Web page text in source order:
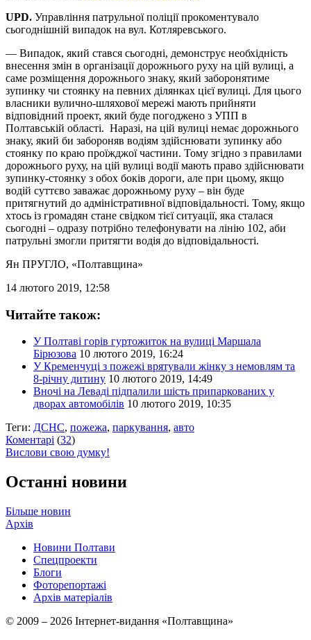
UPD. Управління патрульної поліції прокоментувало
сьогоднішній випадок на вул. Котляревського.
— Випадок, який стався сьогодні, демонструє необхідність
внесення змін в організації дорожнього руху на цій вулиці, а
саме розміщення дорожнього знаку, який заборонятиме
зупинку чи стоянку на певних ділянках цієї вулиці. Для цього
власники вулично-шляхової мережі мають прийняти
відповідний проект, який буде погоджено з УПП в
Полтавській області. Наразі, на цій вулиці немає дорожнього
знаку, який би забороняв водіям здійснювати зупинку або
стоянку по краю проїжджої частини. Тому згідно з правилами
дорожнього руху, на цій вулиці водії мають право здійснювати
зупинку-стоянку з обох боків дороги, але при цьому, якщо
водій суттєво заважає дорожньому руху – він буде
притягнутий до адміністративної відповідальності. Тому, якщо
хтось із громадян стане свідком тієї ситуації, яка сталася
сьогодні – одразу потрібно телефонувати на лінію 102, аби
патрульні змогли притягти водія до відповідальності.
Ян ПРУГЛО, «Полтавщина»
14 лютого 2019, 12:58
Читайте також:
У Полтаві горів гуртожиток на вулиці Маршала
Бірюзова 10 лютого 2019, 16:24
У Кременчуці з пожежі врятували жінку з немовлям та
8-річну дитину 10 лютого 2019, 14:49
Вночі на Леваді підпалили шість припаркованих у
дворах автомобілів 10 лютого 2019, 10:35
Теги: ДСНС, пожежа, паркування, авто
Коментарі (32)
Вислови свою думку!
Останні новини
Більше новин
Архів
Новини Полтави
Спецпроекти
Блоги
Фоторепортажі
Архів матеріалів
© 2009 – 2026 Інтернет-видання «Полтавщина»